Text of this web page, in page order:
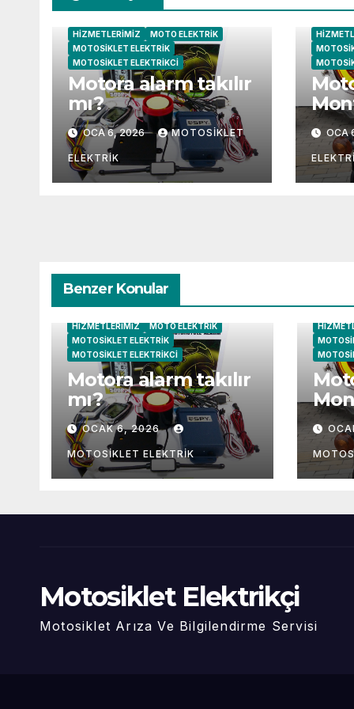
HIZMETLERIMIZ
MOTO ELEKTRIK
MOTOSIKLET ELEKTRIK
MOTOSIKLET ELEKTRIKCI
Motora alarm takılır
mı?
OCA 6, 2026 MOTOSIKLET
ELEKTRIK
OCA
Benzer Konular
HIZMETLERIMIZ
MOTO ELEKTRIK
MOTOSIKLET ELEKTRIK
MOTOSIKLET ELEKTRIKCI
Motora alarm takılır
mı?
OCAK 6, 2026
MOTOSIKLET ELEKTRIK
Motosiklet Elektrikçi
Motosiklet Arıza Ve Bilgilendirme Servisi